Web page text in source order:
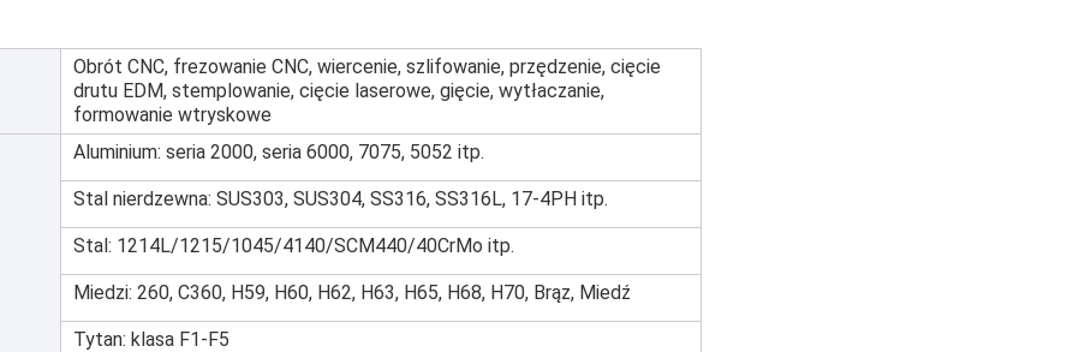
Obrót CNC, frezowanie CNC, wiercenie, szlifowanie, przędzenie, cięcie
drutu EDM, stemplowanie, cięcie laserowe, gięcie, wytłaczanie,
formowanie wtryskowe
Aluminium: seria 2000, seria 6000, 7075, 5052 itp.
Stal nierdzewna: SUS303, SUS304, SS316, SS316L, 17-4PH itp.
Stal: 1214L/1215/1045/4140/SCM440/40CrMo itp.
Miedzi: 260, C360, H59, H60, H62, H63, H65, H68, H70, Brąz, Miedź
Tytan: klasa F1-F5